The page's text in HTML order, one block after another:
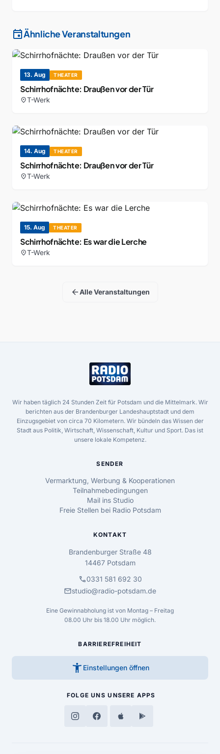
eventÄhnliche Veranstaltungen
13. Aug THEATER
Schirrhofnächte: Draußen vor der Tür
location_onT-Werk
14. Aug THEATER
Schirrhofnächte: Draußen vor der Tür
location_onT-Werk
15. Aug THEATER
Schirrhofnächte: Es war die Lerche
location_onT-Werk
arrow_backAlle Veranstaltungen
Wir haben täglich 24 Stunden Zeit für Potsdam und die Mittelmark. Wir
berichten aus der Brandenburger Landeshauptstadt und dem
Einzugsgebiet von circa 70 Kilometern. Wir bündeln das Wissen der
Stadt aus Politik, Wirtschaft, Wissenschaft, Kultur und Sport. Das ist
unsere lokale Kompetenz.
SENDER
Vermarktung, Werbung & Kooperationen
Teilnahmebedingungen
Mail ins Studio
Freie Stellen bei Radio Potsdam
KONTAKT
Brandenburger Straße 48
14467 Potsdam
call0331 581 692 30
mailstudio@radio-potsdam.de
Eine Gewinnabholung ist von Montag – Freitag
08.00 Uhr bis 18.00 Uhr möglich.
BARRIEREFREIHEIT
accessibility_new Einstellungen öffnen
FOLGE UNS UNSERE APPS